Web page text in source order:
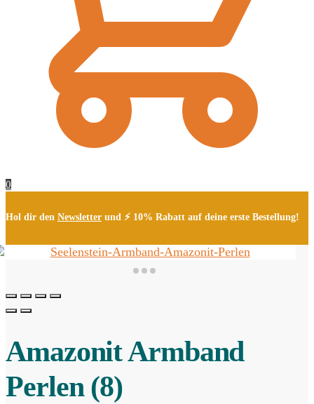
0
Hol dir den Newsletter und ⚡ 10% Rabatt auf deine erste Bestellung!
Amazonit Armband
Perlen (8)